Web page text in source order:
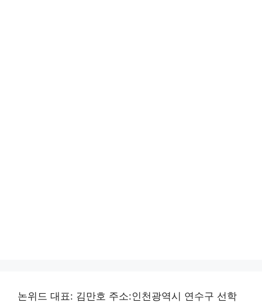
논위드 대표: 김만호 주소:인천광역시 연수구 선학